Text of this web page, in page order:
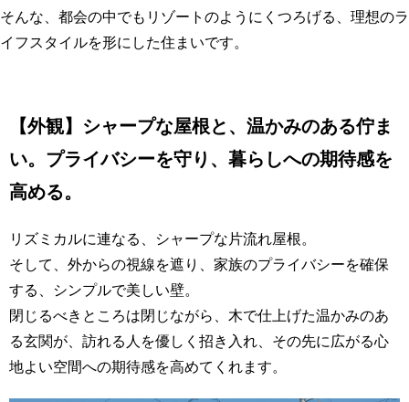
そんな、都会の中でもリゾートのようにくつろげる、理想のラ
イフスタイルを形にした住まいです。
【外観】シャープな屋根と、温かみのある佇ま
い。プライバシーを守り、暮らしへの期待感を
高める。
リズミカルに連なる、シャープな片流れ屋根。
そして、外からの視線を遮り、家族のプライバシーを確保
する、シンプルで美しい壁。
閉じるべきところは閉じながら、木で仕上げた温かみのあ
る玄関が、訪れる人を優しく招き入れ、その先に広がる心
地よい空間への期待感を高めてくれます。